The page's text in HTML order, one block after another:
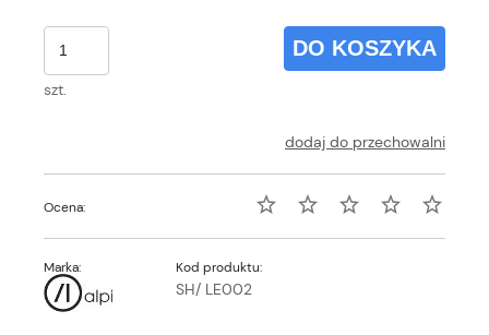
szt.
DO KOSZYKA
dodaj do przechowalni
Ocena:
Marka: Kod produktu:
SH/ LE002